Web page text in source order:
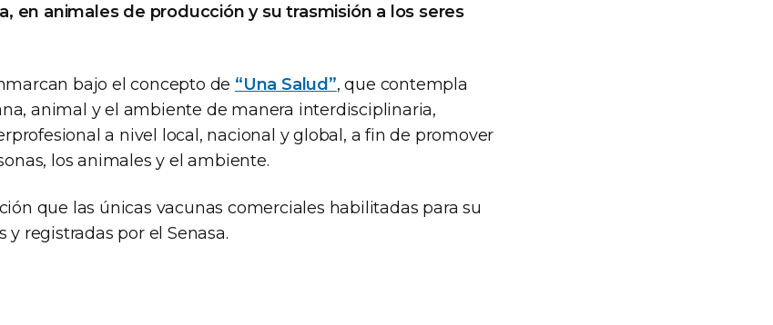
en animales de producción y su trasmisión a los seres
bajo el concepto de “Una Salud”, que contempla
animal y el ambiente de manera interdisciplinaria,
a nivel local, nacional y global, a fin de promover
los animales y el ambiente.
que las únicas vacunas comerciales habilitadas para su
y registradas por el Senasa.